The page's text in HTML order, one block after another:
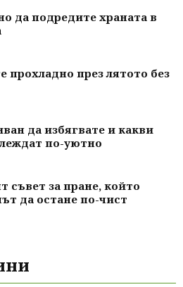
да подредите храната в
прохладно през лятото без
да избягвате и какви
по-уютно
съвет за пране, който
да остане по-чист